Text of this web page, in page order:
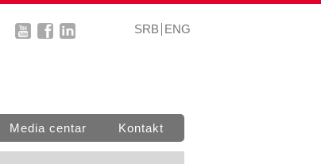
SRB ENG
Media centar Kontakt